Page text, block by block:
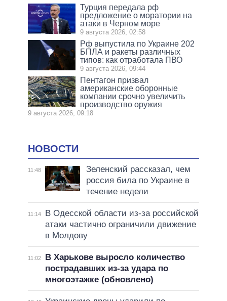
Турция передала рф
предложение о моратории на
атаки в Черном море
9 августа 2026, 02:58
Рф выпустила по Украине 202
БПЛА и ракеты различных
типов: как отработала ПВО
9 августа 2026, 09:44
Пентагон призвал
американские оборонные
компании срочно увеличить
производство оружия
9 августа 2026, 09:18
НОВОСТИ
11:48
Зеленский рассказал, чем
россия била по Украине в
течение недели
11:14
В Одесской области из-за российской
атаки частично ограничили движение
в Молдову
11:02
В Харькове выросло количество
пострадавших из-за удара по
многоэтажке (обновлено)